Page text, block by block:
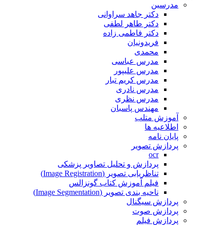
مدرسین
دکتر جاهد سراوانی
دکتر طاهر لطفی
دکتر فاطمی زاده
فریدونیان
محمدی
مدرس عباسی
مدرس علیپور
مدرس کریم تبار
مدرس نادری
مدرس نظری
مهندس پاسبان
آموزش متلب
اطلاعیه ها
پایان نامه
پردازش تصویر
ocr
پردازش و تحلیل تصاویر پزشکی
تناظریابی تصویر (Image Registration)
فیلم آموزش کتاب گونزالس
ناحیه بندی تصویر (Image Segmentation)
پردازش سیگنال
پردازش صوت
پردازش فیلم